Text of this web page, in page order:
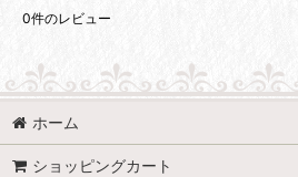
0件のレビュー
ホーム
ショッピングカート